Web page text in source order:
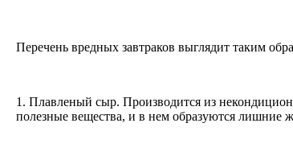
Перечень вредных завтраков выглядит таким
1. Плавленый сыр. Производится из
полезные вещества, и в нем образуются лишние